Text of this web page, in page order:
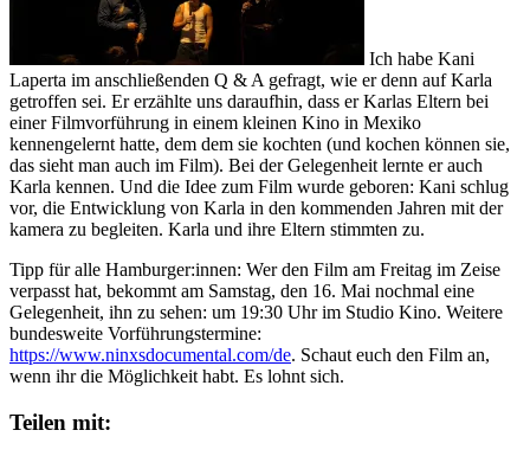
Ich habe Kani
Laperta im anschließenden Q & A gefragt, wie er denn auf Karla
getroffen sei. Er erzählte uns daraufhin, dass er Karlas Eltern bei
einer Filmvorführung in einem kleinen Kino in Mexiko
kennengelernt hatte, dem dem sie kochten (und kochen können sie,
das sieht man auch im Film). Bei der Gelegenheit lernte er auch
Karla kennen. Und die Idee zum Film wurde geboren: Kani schlug
vor, die Entwicklung von Karla in den kommenden Jahren mit der
kamera zu begleiten. Karla und ihre Eltern stimmten zu.
Tipp für alle Hamburger:innen: Wer den Film am Freitag im Zeise
verpasst hat, bekommt am Samstag, den 16. Mai nochmal eine
Gelegenheit, ihn zu sehen: um 19:30 Uhr im Studio Kino. Weitere
bundesweite Vorführungstermine:
https://www.ninxsdocumental.com/de. Schaut euch den Film an,
wenn ihr die Möglichkeit habt. Es lohnt sich.
Teilen mit: